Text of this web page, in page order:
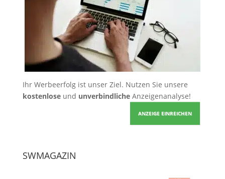
Ihr Werbeerfolg ist unser Ziel. Nutzen Sie unsere
kostenloseund unverbindlicheAnzeigenanalyse!
ANZEIGE EINREICHEN
SWMAGAZIN